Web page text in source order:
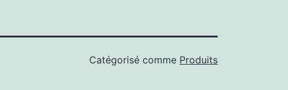
Catégorisé comme Produits